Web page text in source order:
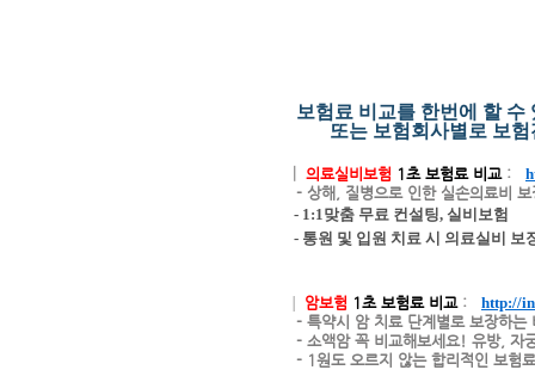
보험료 비교를 한번에 할
또는 보험회사별로 보
의료실비보험 1초 보험료 비교:
- 상해, 질병으로 인한 실손의료비 보
- 1:1맞춤 무료 컨설팅, 실비보험
- 통원 및 입원 치료 시 의료실비 보
암보험 1초 보험료 비교: http://
- 특약시 암 치료 단계별로 보장하는
- 소액암 꼭 비교해보세요! 유방, 자
- 1원도 오르지 않는 합리적인 보험